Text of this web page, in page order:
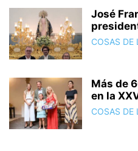
José
COSAS DE
Más de
en la
COSAS DE